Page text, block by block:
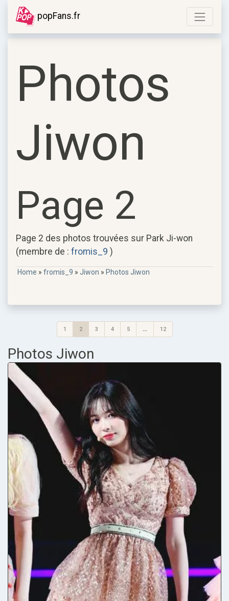
popFans.fr
Photos
Jiwon
Page 2
Page 2 des photos trouvées sur Park Ji-won
(membre de : fromis_9 )
Home » fromis_9 » Jiwon » Photos Jiwon
1 2 3 4 5 ... 12
Photos Jiwon